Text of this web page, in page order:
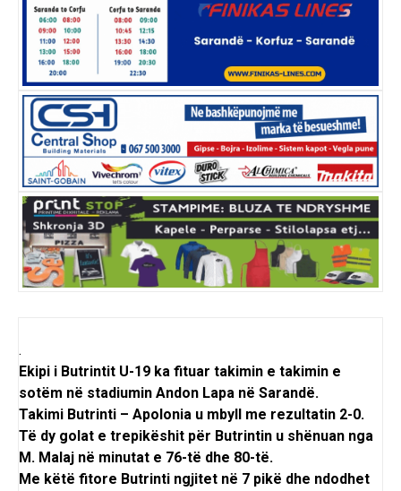
.
Ekipi i Butrintit U-19 ka fituar takimin e takimin e
sotëm në stadiumin Andon Lapa në Sarandë.
Takimi Butrinti – Apolonia u mbyll me rezultatin 2-0.
Të dy golat e trepikëshit për Butrintin u shënuan nga
M. Malaj në minutat e 76-të dhe 80-të.
Me këtë fitore Butrinti ngjitet në 7 pikë dhe ndodhet